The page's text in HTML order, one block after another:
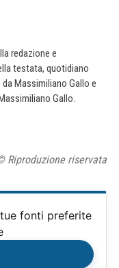
redazione e
testata, quotidiano
Massimiliano Gallo e
Gallo.
Riproduzione riservata
fonti preferite